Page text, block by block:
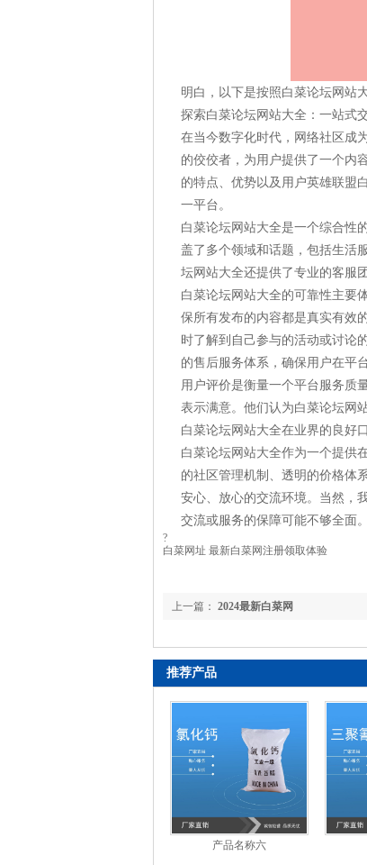
明白，以下是按照白菜论坛网站
探索白菜论坛网站大全：一站式
在当今数字化时代，网络社区成
的佼佼者，为用户提供了一个内
的特点、优势以及用户英雄联盟
一平台。
白菜论坛网站大全是一个综合性
盖了多个领域和话题，包括生活
坛网站大全还提供了专业的客服
白菜论坛网站大全的可靠性主要
保所有发布的内容都是真实有效
时了解到自己参与的活动或讨论
的售后服务体系，确保用户在平
用户评价是衡量一个平台服务质
表示满意。他们认为白菜论坛网
白菜论坛网站大全在业界的良好
白菜论坛网站大全作为一个提供
的社区管理机制、透明的价格体
安心、放心的交流环境。当然，
交流或服务的保障可能不够全面
?
白菜网址 最新白菜网注册领取体验
上一篇： 2024最新白菜网
推荐产品
产品名称六